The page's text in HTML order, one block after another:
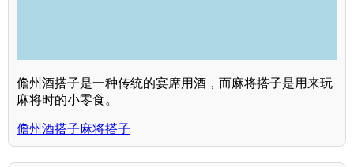
儋州酒搭子是一种传统的宴席用酒，而麻将搭子是用来玩
麻将时的小零食。
儋州酒搭子麻将搭子